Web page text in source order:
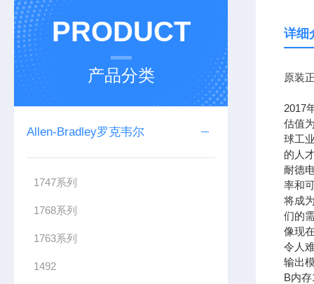
PRODUCT
产品分类
Allen-Bradley罗克韦尔
1747系列
1768系列
1763系列
1492
详细
原装
2017
估值
球工
的人
耐德
率和
将成
们的
像现
令人
输出
B内